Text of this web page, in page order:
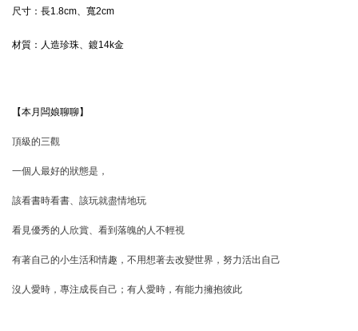
尺寸： 長1.8cm、寬2cm
材質： 人造珍珠、鍍14k金
【本月闆娘聊聊】
頂級的三觀
一個人最好的狀態是，
該看書時看書、該玩就盡情地玩
看見優秀的人欣賞、看到落魄的人不輕視
有著自己的小生活和情趣，不用想著去改變世界，努力活出自己
沒人愛時，專注成長自己；有人愛時，有能力擁抱彼此